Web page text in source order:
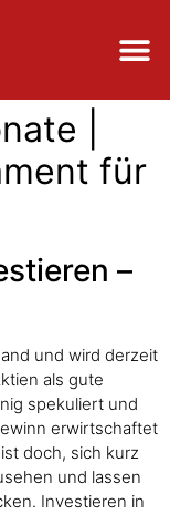
|
für
–
und wird derzeit
als gute
spekuliert und
erwirtschaftet
doch, sich kurz
und lassen
Investieren in